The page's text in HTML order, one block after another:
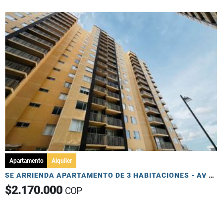
Apartamento Alquiler
SE ARRIENDA APARTAMENTO DE 3 HABITACIONES - AV 19 NORTE
$2.170.000 COP